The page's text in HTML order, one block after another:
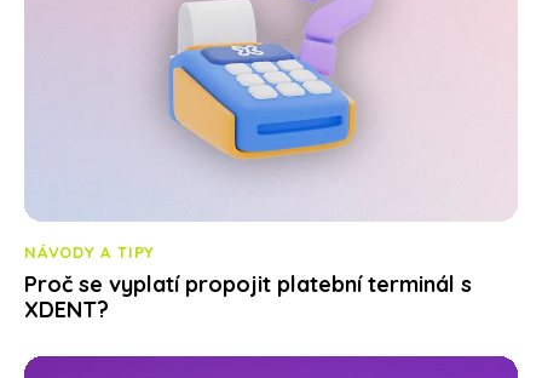
NÁVODY A TIPY
Proč se vyplatí propojit platební terminál s
XDENT?